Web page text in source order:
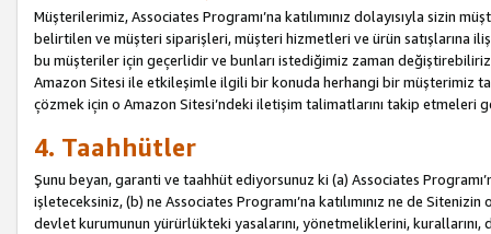
Müşterilerimiz, Associates Programı’na katılımınız dolayısıyla sizin
belirtilen ve müşteri siparişleri, müşteri hizmetleri ve ürün satışlarına
bu müşteriler için geçerlidir ve bunları istediğimiz zaman
Amazon Sitesi ile etkileşimle ilgili bir konuda herhangi bir müşterimiz
çözmek için o Amazon Sitesi’ndeki iletişim talimatlarını takip etmeleri
4. Taahhütler
Şunu beyan, garanti ve taahhüt ediyorsunuz ki (a) Associates
işleteceksiniz, (b) ne Associates Programı’na katılımınız ne de
devlet kurumunun yürürlükteki yasalarını, yönetmeliklerini,